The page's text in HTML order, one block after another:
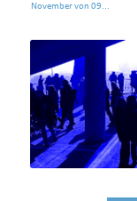
November von 09...